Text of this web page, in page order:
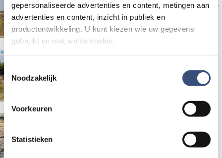
gepersonaliseerde advertenties en content, metingen aan
advertenties en content, inzicht in publiek en
productontwikkeling. U kunt kiezen wie uw gegevens
gebruikt en met welke doelen.
Informatie verzamelen over uw geografische locatie,
Uw apparaat identificeren door het actief te scannen
op specifieke eigenschappen (fingerprinting)
verwerkt en stel uw voorkeuren in het
detailgedeelte in.
Toestemmingsselectie
Noodzakelijk
Voorkeuren
Statistieken
alert bij iedere natuurbrand door
extreme droogte
Brandweer ingezet bij brand in
natuurgebied De Vliegers
Delen Atlantikwall komen na 80
jaar weer tevoorschijn op strand